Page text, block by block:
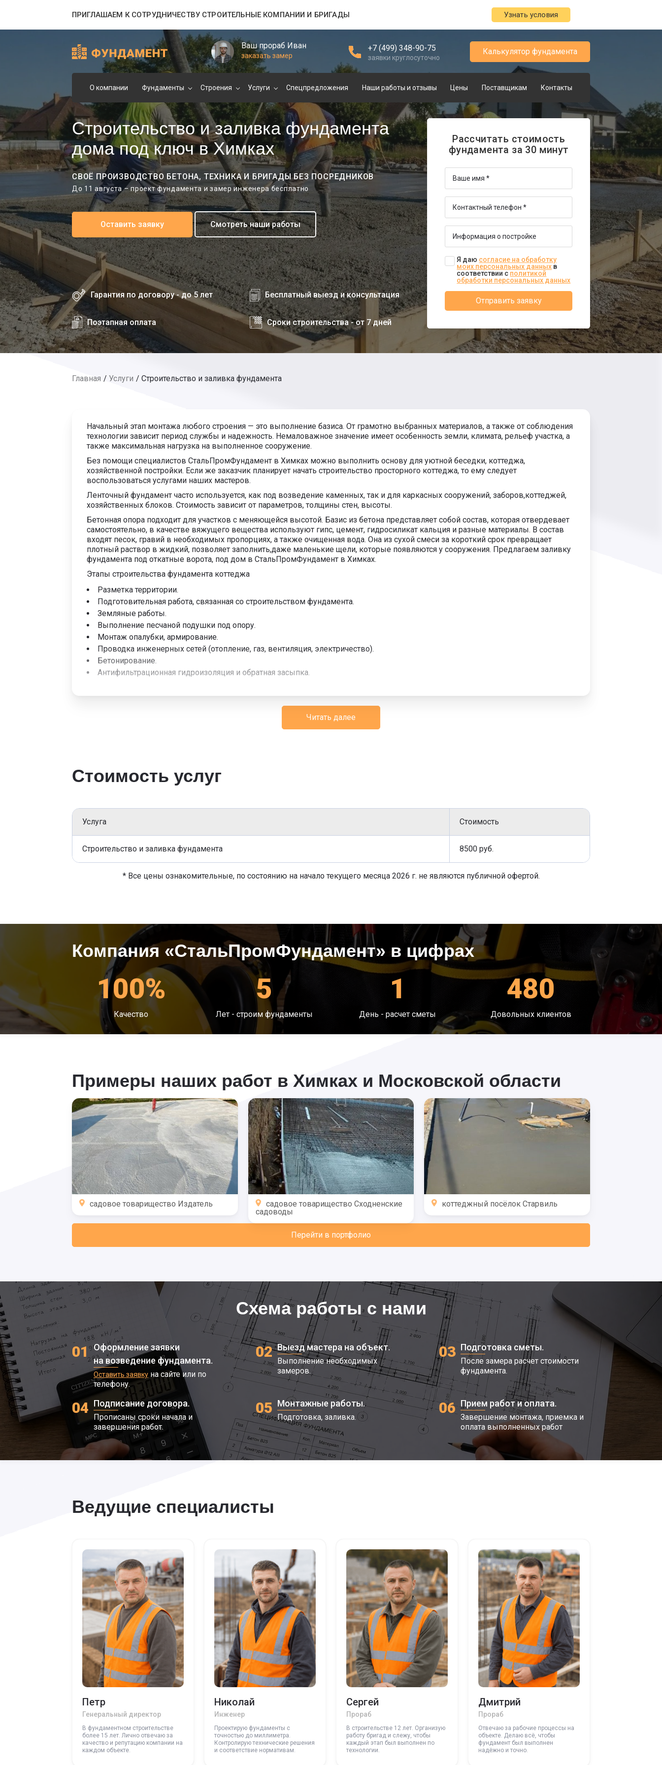
ПРИГЛАШАЕМ К СОТРУДНИЧЕСТВУ СТРОИТЕЛЬНЫЕ КОМПАНИИ И БРИГАДЫ Узнать условия
Ваш прораб Иван
заказать замер
+7 (499) 348-90-75
заявки круглосуточно
Калькулятор фундамента
О компании Фундаменты Строения Услуги Спецпредложения Наши работы и отзывы Цены Поставщикам Контакты
Строительство и заливка фундамента
дома под ключ в Химках
СВОЁ ПРОИЗВОДСТВО БЕТОНА, ТЕХНИКА И БРИГАДЫ БЕЗ ПОСРЕДНИКОВ
До 11 августа – проект фундамента и замер инженера бесплатно
Оставить заявку Смотреть наши работы
Гарантия по договору - до 5 лет Бесплатный выезд и консультация
Поэтапная оплата Сроки строительства - от 7 дней
Рассчитать стоимость
фундамента за 30 минут
Я даю согласие на обработку
моих персональных данных в
соответствии с политикой
обработки персональных данных
Отправить заявку
Главная Услуги Строительство и заливка фундамента
Начальный этап монтажа любого строения — это выполнение базиса. От грамотно выбранных материалов, а также от соблюдения
технологии зависит период службы и надежность. Немаловажное значение имеет особенность земли, климата, рельеф участка, а
также максимальная нагрузка на выполненное сооружение.
Без помощи специалистов СтальПромФундамент в Химках можно выполнить основу для уютной беседки, коттеджа,
хозяйственной постройки. Если же заказчик планирует начать строительство просторного коттеджа, то ему следует
воспользоваться услугами наших мастеров.
Ленточный фундамент часто используется, как под возведение каменных, так и для каркасных сооружений, заборов,коттеджей,
хозяйственных блоков. Стоимость зависит от параметров, толщины стен, высоты.
Бетонная опора подходит для участков с меняющейся высотой. Базис из бетона представляет собой состав, которая отвердевает
самостоятельно, в качестве вяжущего вещества используют гипс, цемент, гидросиликат кальция и разные материалы. В состав
входят песок, гравий в необходимых пропорциях, а также очищенная вода. Она из сухой смеси за короткий срок превращает
плотный раствор в жидкий, позволяет заполнить,даже маленькие щели, которые появляются у сооружения. Предлагаем заливку
фундамента под откатные ворота, под дом в СтальПромФундамент в Химках.
Этапы строительства фундамента коттеджа
Разметка территории.
Подготовительная работа, связанная со строительством фундамента.
Земляные работы.
Выполнение песчаной подушки под опору.
Монтаж опалубки, армирование.
Проводка инженерных сетей (отопление, газ, вентиляция, электричество).
Бетонирование.
Антифильтрационная гидроизоляция и обратная засыпка.
Читать далее
Стоимость услуг
Услуга Стоимость
Строительство и заливка фундамента 8500 руб.
* Все цены ознакомительные, по состоянию на начало текущего месяца 2026 г. не являются публичной офертой.
Компания «СтальПромФундамент» в цифрах
100%
Качество
5
Лет - строим фундаменты
1
День - расчет сметы
480
Довольных клиентов
Примеры наших работ в Химках и Московской области
садовое товарищество Издатель
садовое товарищество Сходненские
садоводы
коттеджный посёлок Старвиль
Перейти в портфолио
Схема работы с нами
01
Оформление заявки
на возведение фундамента.
Оставить заявку на сайте или по
телефону.
02 Выезд мастера на объект.
Выполнение необходимых
замеров.
03 Подготовка сметы.
После замера расчет стоимости
фундамента.
04 Подписание договора.
Прописаны сроки начала и
завершения работ.
05 Монтажные работы.
Подготовка, заливка.
06 Прием работ и оплата.
Завершение монтажа, приемка и
оплата выполненных работ
Ведущие специалисты
Петр
Генеральный директор
В фундаментном строительстве
более 15 лет. Лично отвечаю за
качество и репутацию компании на
каждом объекте.
Николай
Инженер
Проектирую фундаменты с
точностью до миллиметра.
Контролирую технические решения
и соответствие нормативам.
Сергей
Прораб
В строительстве 12 лет. Организую
работу бригад и слежу, чтобы
каждый этап был выполнен по
технологии.
Дмитрий
Прораб
Отвечаю за рабочие процессы на
объекте. Делаю всё, чтобы
фундамент был выполнен
надёжно и точно.